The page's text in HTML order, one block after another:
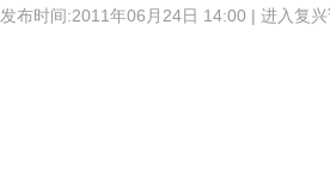
发布时间:2011年06月24日 14:00 | 进入复